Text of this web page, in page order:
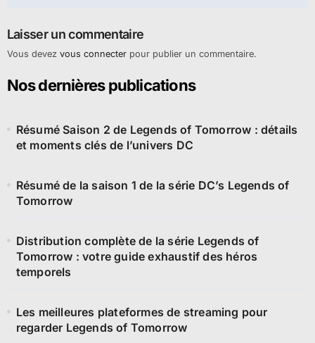
Laisser un commentaire
Vous devez vous connecterpour publier un commentaire.
Nos dernières publications
Résumé Saison 2 de Legends of Tomorrow : détails
et moments clés de l’univers DC
Résumé de la saison 1 de la série DC’s Legends of
Tomorrow
Distribution complète de la série Legends of
Tomorrow : votre guide exhaustif des héros
temporels
Les meilleures plateformes de streaming pour
regarder Legends of Tomorrow